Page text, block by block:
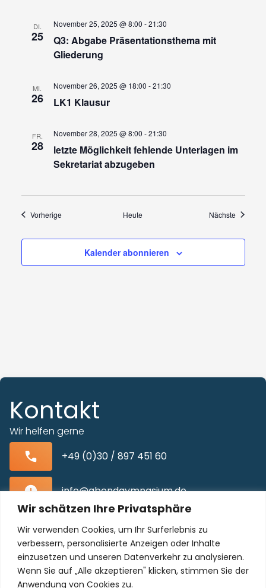
Wir schätzen Ihre Privatsphäre
Wir verwenden Cookies, um Ihr Surferlebnis zu
verbessern, personalisierte Anzeigen oder Inhalte
einzusetzen und unseren Datenverkehr zu analysieren.
Wenn Sie auf „Alle akzeptieren" klicken, stimmen Sie der
Anwendung von Cookies zu.
DI.
25
Q3: Abgabe Präsentationsthema mit
Gliederung
November 25, 2025 @ 8:00 -21:30
MI.
26 LK1 Klausur
November 26, 2025 @ 18:00 -21:30
FR.
28
letzte Möglichkeit fehlende Unterlagen im
Sekretariat abzugeben
November 28, 2025 @ 8:00 -21:30
VorherigeVeranstaltungen Heute Nächste
Kalender abonnieren
Kontakt
Wir helfen gerne
+49 (0)30 / 897 451 60
info@abendgymnasium.de
Blissestraße 22, 10713 Berlin-Wilmersdorf
Unser Kollegium freut sich auf Sie!